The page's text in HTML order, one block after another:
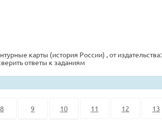
карты (история России) , от издательства:
ответы к заданиям
8 9 10 11 12 13